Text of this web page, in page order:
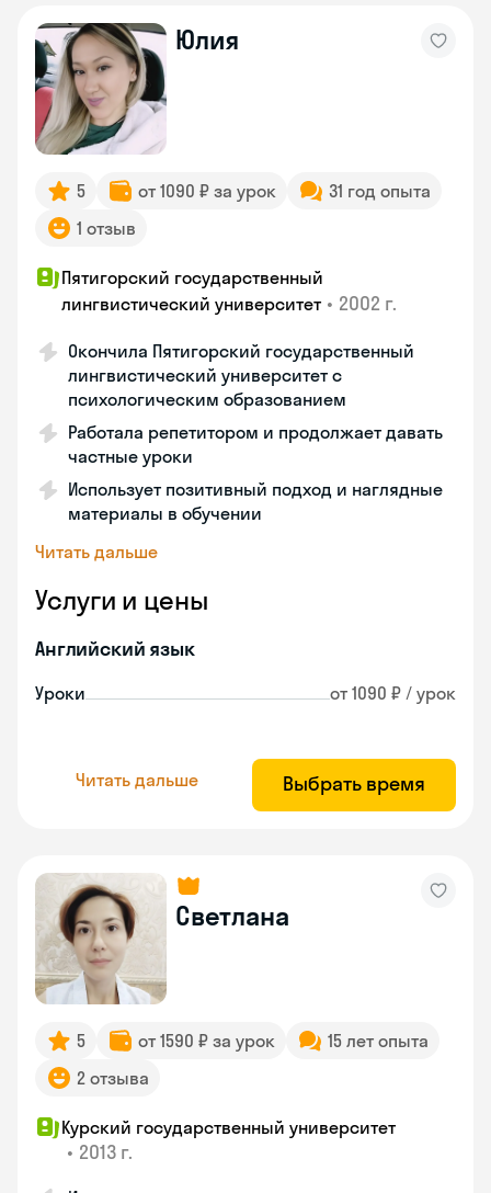
Юлия
5 от 1090 ₽ за урок
31 год опыта
1 отзыв
Пятигорский государственный
лингвистический университет • 2002 г.
Окончила Пятигорский государственный
лингвистический университет с
психологическим образованием
Работала репетитором и продолжает давать
частные уроки
Использует позитивный подход и наглядные
материалы в обучении
Читать дальше
Услуги и цены
Английский язык
Уроки от 1090 ₽ / урок
Читать дальше Выбрать время
Светлана
5 от 1590 ₽ за урок
15 лет опыта
2 отзыва
Курский государственный университет
• 2013 г.